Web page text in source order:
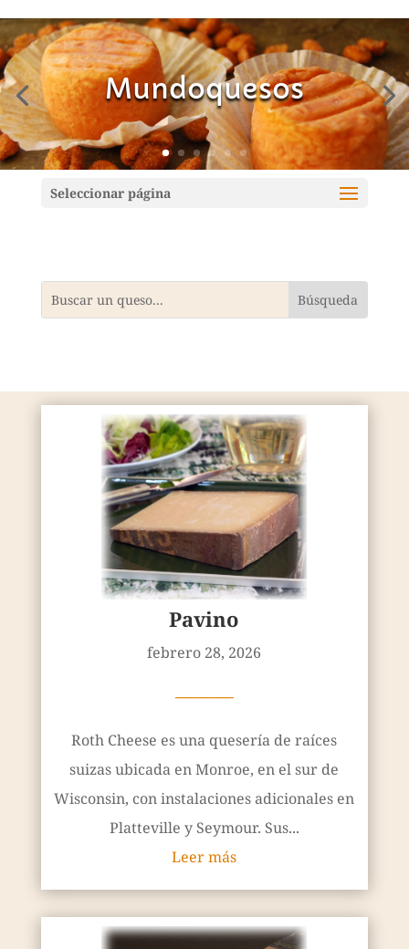
Mundoquesos
Seleccionar página
Pavino
febrero 28, 2026
————
Roth Cheese es una quesería de raíces
suizas ubicada en Monroe, en el sur de
Wisconsin, con instalaciones adicionales en
Platteville y Seymour. Sus...
Leer más